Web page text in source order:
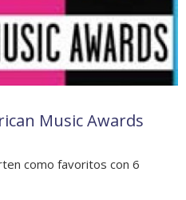
Music Awards
como favoritos con 6